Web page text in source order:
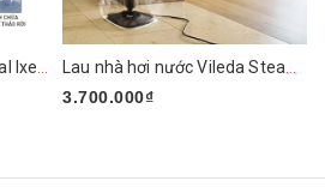
3.700.000₫